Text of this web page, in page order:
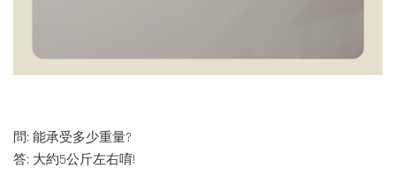
問: 能承受多少重量?
答: 大約5公斤左右唷!